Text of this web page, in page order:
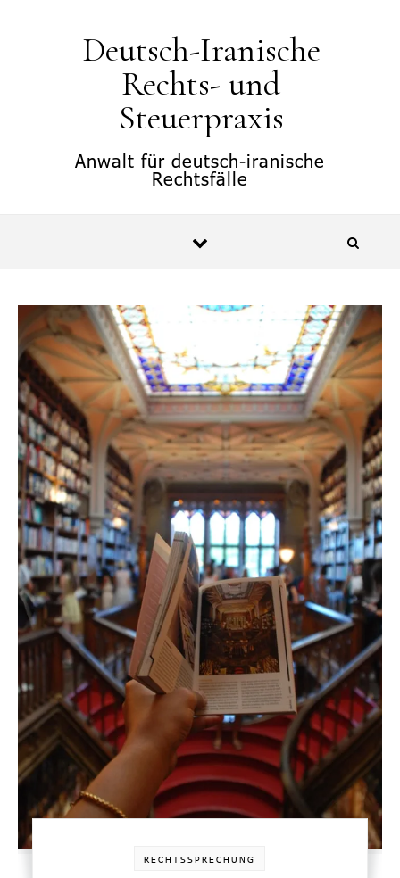
Deutsch-Iranische
Rechts- und
Steuerpraxis
Anwalt für deutsch-iranische
Rechtsfälle
RECHTSSPRECHUNG